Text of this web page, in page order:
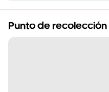
Punto de recolección